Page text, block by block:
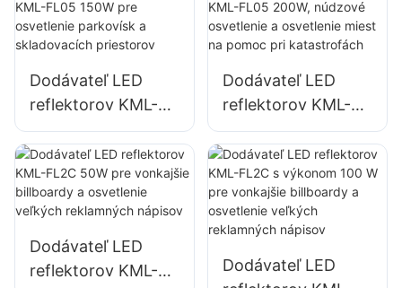
budov a osvetlenie
otvorených
budov a stavenísk
Dodávateľ LED
reflektorov KML-
FL05 150W pre
osvetlenie
parkovísk a
skladovacích
Dodávateľ LED
reflektorov KML-
FL05 200W,
núdzové osvetlenie
a osvetlenie miest
na pomoc pri
katastrofách
Dodávateľ LED
reflektorov KML-
Dodávateľ LED